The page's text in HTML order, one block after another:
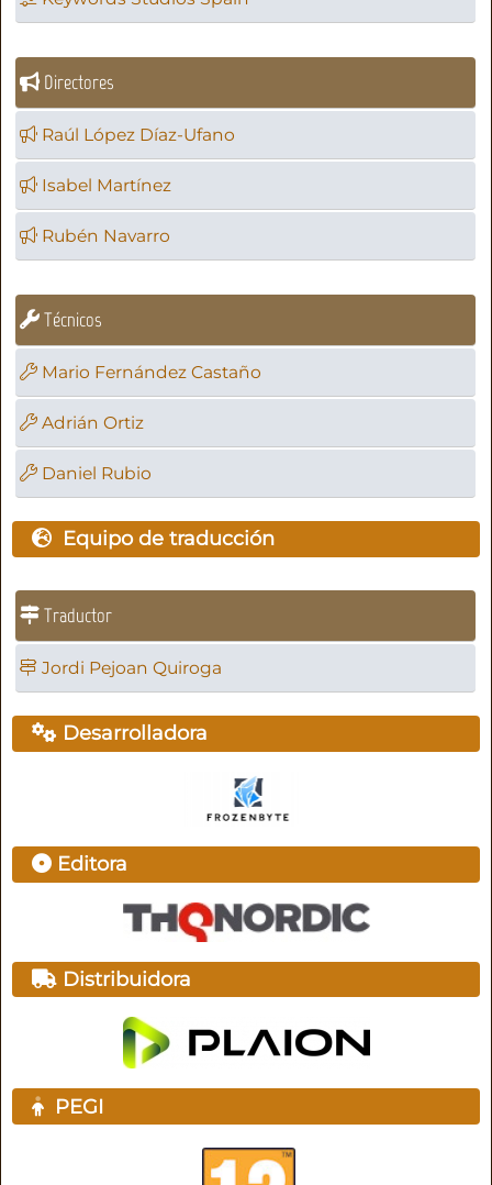
Directores
Raúl López Díaz-Ufano
Isabel Martínez
Rubén Navarro
Técnicos
Mario Fernández Castaño
Adrián Ortiz
Daniel Rubio
Equipo de traducción
Traductor
Jordi Pejoan Quiroga
Desarrolladora
Editora
Distribuidora
PEGI